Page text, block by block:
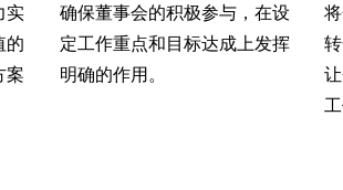
实
的
案
确保董事会的积极参与，在设
定工作重点和目标达成上发挥
明确的作用。